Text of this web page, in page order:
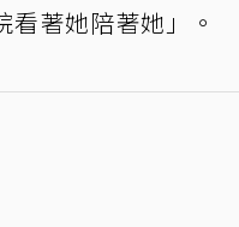
著她陪著她」。